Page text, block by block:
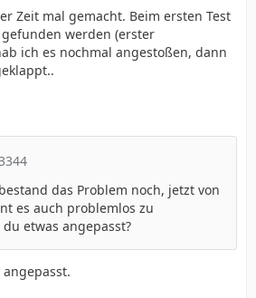
Zeit mal gemacht. Beim ersten Test
werden (erster
ich es nochmal angestoßen, dann
das Problem noch, jetzt von
es auch problemlos zu
etwas angepasst?